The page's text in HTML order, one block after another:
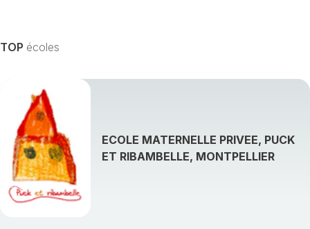
TOP écoles
ECOLE MATERNELLE PRIVEE, PUCK
ET RIBAMBELLE, MONTPELLIER